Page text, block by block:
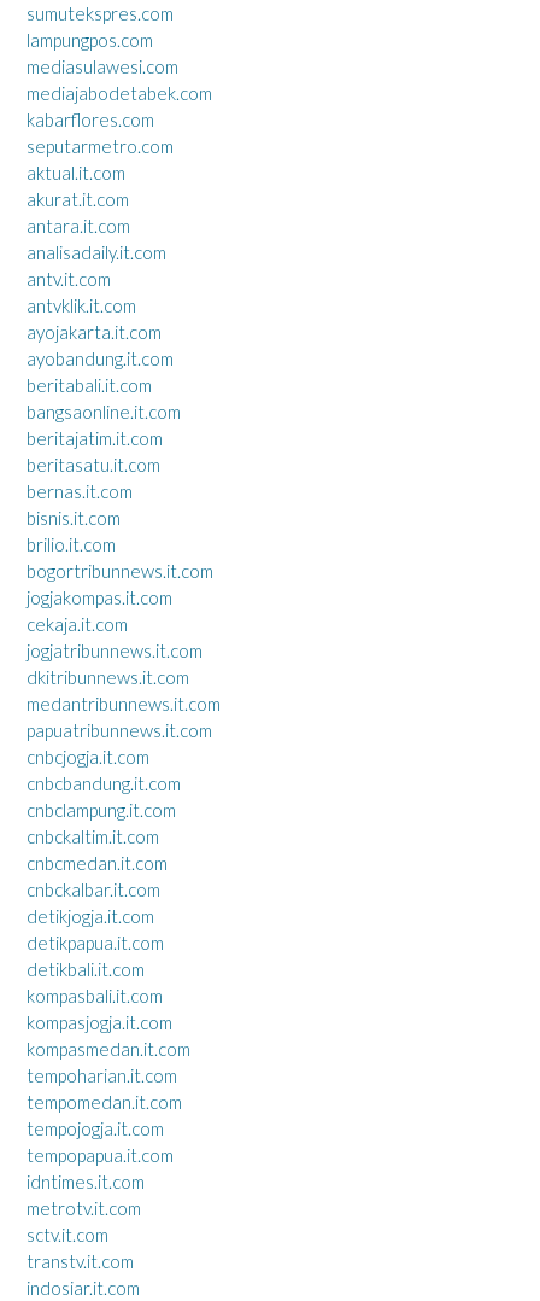
sumutekspres.com
lampungpos.com
mediasulawesi.com
mediajabodetabek.com
kabarflores.com
seputarmetro.com
aktual.it.com
akurat.it.com
antara.it.com
analisadaily.it.com
antv.it.com
antvklik.it.com
ayojakarta.it.com
ayobandung.it.com
beritabali.it.com
bangsaonline.it.com
beritajatim.it.com
beritasatu.it.com
bernas.it.com
bisnis.it.com
brilio.it.com
bogortribunnews.it.com
jogjakompas.it.com
cekaja.it.com
jogjatribunnews.it.com
dkitribunnews.it.com
medantribunnews.it.com
papuatribunnews.it.com
cnbcjogja.it.com
cnbcbandung.it.com
cnbclampung.it.com
cnbckaltim.it.com
cnbcmedan.it.com
cnbckalbar.it.com
detikjogja.it.com
detikpapua.it.com
detikbali.it.com
kompasbali.it.com
kompasjogja.it.com
kompasmedan.it.com
tempoharian.it.com
tempomedan.it.com
tempojogja.it.com
tempopapua.it.com
idntimes.it.com
metrotv.it.com
sctv.it.com
transtv.it.com
indosiar.it.com